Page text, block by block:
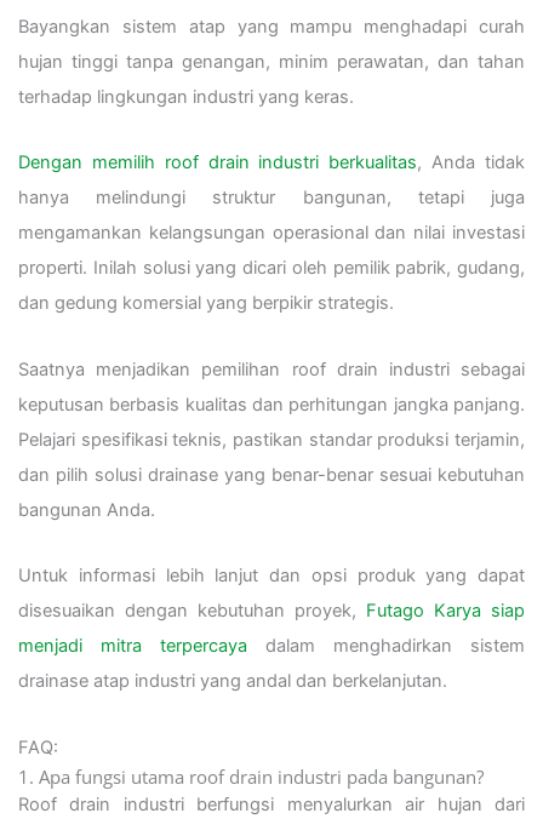
Bayangkan sistem atap yang mampu menghadapi curah
hujan tinggi tanpa genangan, minim perawatan, dan tahan
terhadap lingkungan industri yang keras.
Dengan memilih roof drain industri berkualitas, Anda tidak
hanya melindungi struktur bangunan, tetapi juga
mengamankan kelangsungan operasional dan nilai investasi
properti. Inilah solusi yang dicari oleh pemilik pabrik, gudang,
dan gedung komersial yang berpikir strategis.
Saatnya menjadikan pemilihan roof drain industri sebagai
keputusan berbasis kualitas dan perhitungan jangka panjang.
Pelajari spesifikasi teknis, pastikan standar produksi terjamin,
dan pilih solusi drainase yang benar-benar sesuai kebutuhan
bangunan Anda.
Untuk informasi lebih lanjut dan opsi produk yang dapat
disesuaikan dengan kebutuhan proyek, Futago Karya siap
menjadi mitra terpercaya dalam menghadirkan sistem
drainase atap industri yang andal dan berkelanjutan.
FAQ:
1. Apa fungsi utama roof drain industri pada bangunan?
Roof drain industri berfungsi menyalurkan air hujan dari